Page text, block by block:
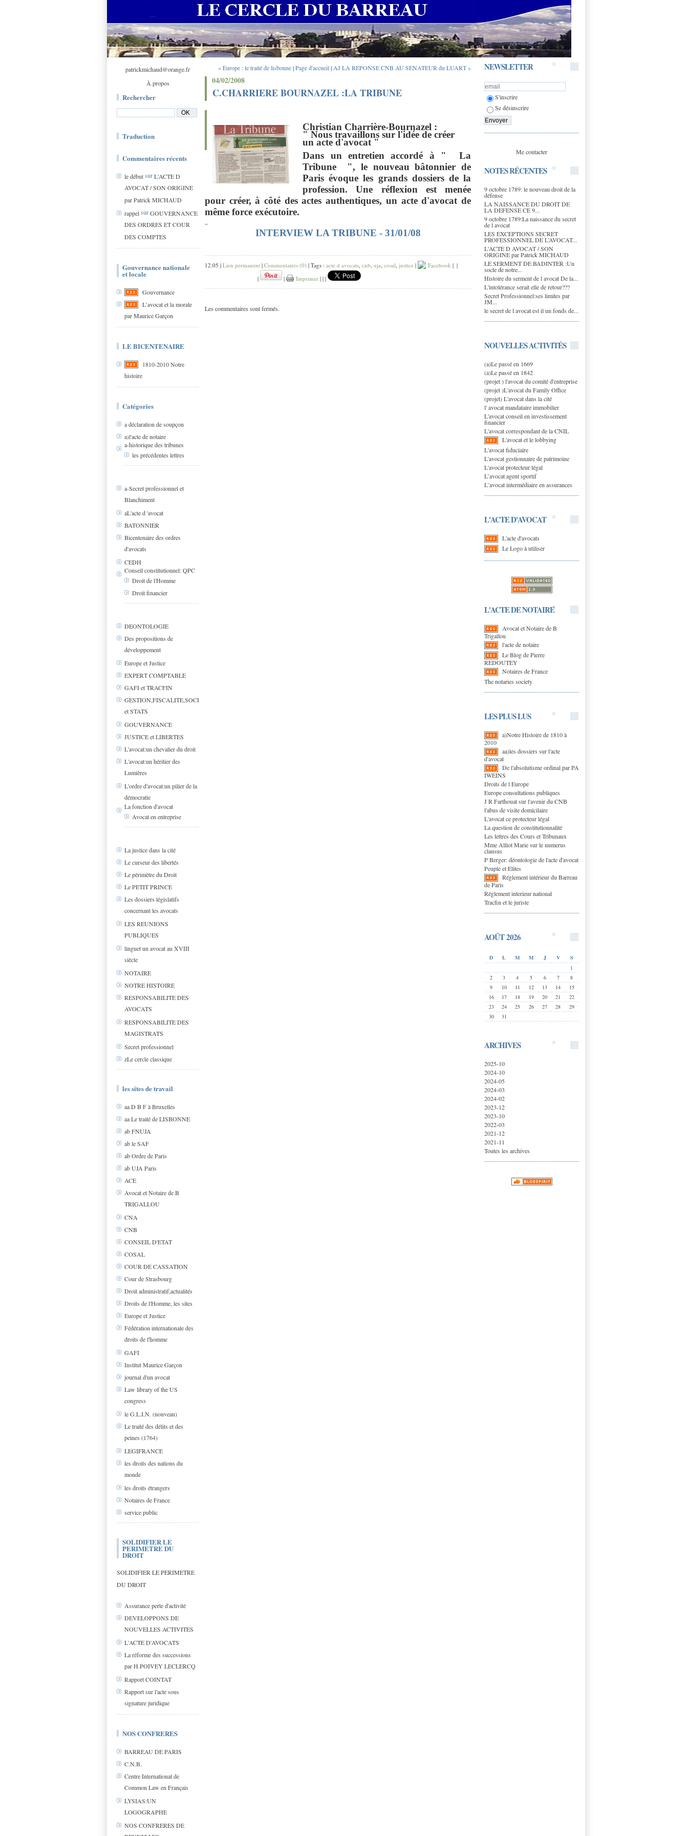
patrickmichaud@orange.fr
À propos
Rechercher
Traduction
Commentaires récents
le débutsurL'ACTE D
AVOCAT / SON ORIGINE
par Patrick MICHAUD
rappelsurGOUVERNANCE
DES ORDRES ET COUR
DES COMPTES
Gouvernance nationale
et locale
Gouvernance
L’avocat et la morale
par Maurice Garçon
LE BICENTENAIRE
1810-2010 Notre
histoire
Catégories
a déclaration de soupçon
a)l'acte de notaire
a-historique des tribunes
les précédentes lettres
a-Secret professionnel et
Blanchiment
aL'acte d 'avocat
BATONNIER
Bicentenaire des ordres
d'avocats
CEDH
Conseil constitutionnel: QPC
Droit de l'Homme
Droit financier
DEONTOLOGIE
Des propositions de
développement
Europe et Justice
EXPERT COMPTABLE
GAFI et TRACFIN
GESTION,FISCALITE,SOCIAL
et STATS
GOUVERNANCE
JUSTICE et LIBERTES
L'avocat:un chevalier du droit
L'avocat:un héritier des
Lumières
L'ordre d'avocat:un pilier de la
démocratie
La fonction d'avocat
Avocat en entreprise
La justice dans la cité
Le curseur des libertés
Le périmètre du Droit
Le PETIT PRINCE
Les dossiers législatifs
concernant les avocats
LES REUNIONS
PUBLIQUES
linguet un avocat au XVIII
siècle
NOTAIRE
NOTRE HISTOIRE
RESPONSABILITE DES
AVOCATS
RESPONSABILITE DES
MAGISTRATS
Secret professionnel
zLe cercle classique
les sites de travail
aa D B F à Bruxelles
aa Le traité de LISBONNE
ab FNUJA
ab le SAF
ab Ordre de Paris
ab UJA Paris
ACE
Avocat et Notaire de B
TRIGALLOU
CNA
CNB
CONSEIL D'ETAT
COSAL
COUR DE CASSATION
Cour de Strasbourg
Droit administratif,actualités
Droits de l'Homme, les sites
Europe et Justice
Fédération internationale des
droits de l'homme
GAFI
Institut Maurice Garçon
journal d'un avocat
Law library of the US
congress
le G.L.I.N. (nouveau)
Le traité des délits et des
peines (1764)
LEGIFRANCE
les droits des nations du
monde
les droits étrangers
Notaires de France
service public
SOLIDIFIER LE
PERIMETRE DU
DROIT
SOLIDIFIER LE PERIMETRE
DU DROIT
Assurance perte d'activité
DEVELOPPONS DE
NOUVELLES ACTIVITES
L'ACTE D'AVOCATS
La réforme des successions
par H.POIVEY LECLERCQ
Rapport COINTAT
Rapport sur l'acte sous
signature juridique
NOS CONFRERES
BARREAU DE PARIS
C.N.B.
Centre International de
Common Law en Français
LYSIAS:UN
LOGOGRAPHE
NOS CONFRERES DE
NEWSLETTER
S'inscrire
Se désinscrire
Me contacter
NOTES RÉCENTES
9 octobre 1789: le nouveau droit de la
défense
LA NAISSANCE DU DROIT DE
LA DEFENSE CE 9...
9 octobre 1789:La naissance du secret
de l avocat
LES EXCEPTIONS SECRET
PROFESSIONNEL DE L’AVOCAT...
L'ACTE D AVOCAT / SON
ORIGINE par Patrick MICHAUD
LE SERMENT DE BADINTER :Un
socle de notre...
Histoire du serment de l avocat De la...
L'intolérance serait elle de retour???
Secret Professionnel:ses limites par
JM...
le secret de l avocat est il un fonds de...
NOUVELLES ACTIVITÉS
(a)Le passé en 1669
(a)Le passé en 1842
(projet ) l'avocat du comité d'entreprise
(projet )L'avocat du Family Office
(projet) L'avocat dans la cité
l' avocat mandataire immobilier
L'avocat conseil en investissement
financier
L'avocat correspondant de la CNIL
L'avocat et le lobbying
L'avocat fiduciaire
L'avocat gestionnaire de patrimoine
L'avocat protecteur légal
L’avocat agent sportif
L’avocat intermédiaire en assurances
L'ACTE D'AVOCAT
L'acte d'avocats
Le Logo à utiliser
L'ACTE DE NOTAIRE
Avocat et Notaire de B
Trigallou
l'acte de notaire
Le Blog de Pierre
REDOUTEY
Notaires de France
The notaries society
LES PLUS LUS
a)Notre Histoire de 1810 à
2010
aa)les dossiers sur l'acte
d'avocat
De l'absolutisme ordinal par PA
IWEINS
Droits de l Europe
Europe consultations publiques
J R Farthouat sur l'avenir du CNB
l'abus de visite domicilaire
L'avocat ce protecteur légal
La question de constitutionnalité
Les lettres des Cours et Tribunaux
Mme Alliot Marie sur le numerus
clausus
P Berger: déontologie de l'acte d'avocat
Peuple et Elites
Réglement intérieur du Barreau
de Paris
Réglement interieur national
Tracfin et le juriste
AOÛT 2026
D L M M J V
S
1
2
3 4 5 6 7
8
9
10 11 12 13 14
15
16
17 18 19 20 21
22
23
24 25 26 27 28
29
30
31
ARCHIVES
2025-10
2024-10
2024-05
2024-03
2024-02
2023-12
2023-10
2022-03
2021-12
2021-11
Toutes les archives
« Europe : le traité de lisbonne|Page d'accueil| AJ LA REPONSE CNB AU SENATEUR du LUART »
04/02/2008
C.CHARRIERE BOURNAZEL :LA TRIBUNE
Christian Charrière-Bournazel :
" Nous travaillons sur l'idée de créer
un acte d'avocat "
Dans un entretien accordé à " La
Tribune ", le nouveau bâtonnier de
Paris évoque les grands dossiers de la
profession. Une réflexion est menée
pour créer, à côté des actes authentiques, un acte d'avocat de
même force exécutoire.
-
INTERVIEW LA TRIBUNE - 31/01/08
12:05 | Lien permanent | Commentaires (0) | Tags : acte d avocats, cnb, uja, cosal, justice | Facebook | |
|
| Imprimer | | |
Les commentaires sont fermés.